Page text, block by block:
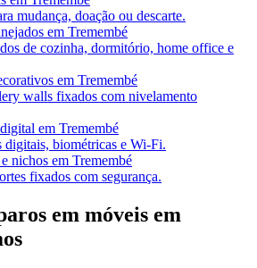
mudança, doação ou descarte.
em Tremembé
de cozinha, dormitório, home office e
em Tremembé
walls fixados com nivelamento
em Tremembé
digitais, biométricas e Wi-Fi.
nichos em Tremembé
fixados com segurança.
em móveis em